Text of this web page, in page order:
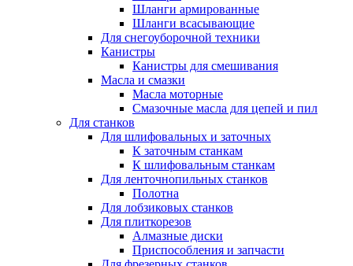
Шланги армированные
Шланги всасывающие
Для снегоуборочной техники
Канистры
Канистры для смешивания
Масла и смазки
Масла моторные
Смазочные масла для цепей и пил
Для станков
Для шлифовальных и заточных
К заточным станкам
К шлифовальным станкам
Для ленточнопильных станков
Полотна
Для лобзиковых станков
Для плиткорезов
Алмазные диски
Приспособления и запчасти